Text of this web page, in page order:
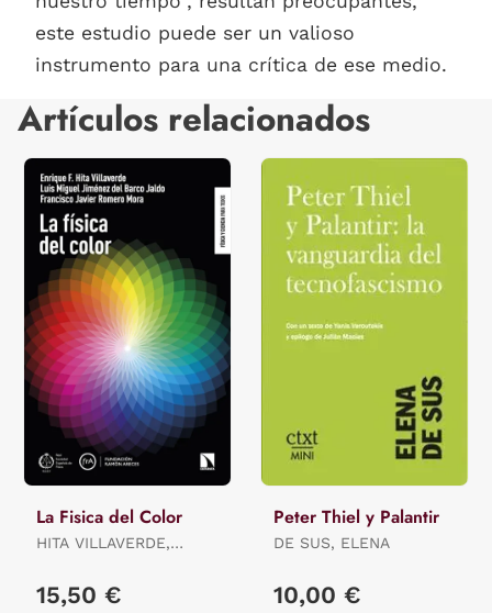
este estudio puede ser un valioso
instrumento para una crítica de ese medio.
Artículos relacionados
La Fisica del Color
HITA VILLAVERDE,
DEL BARCO JALDO,
LUIS MI
15,50 €
Peter Thiel y Palantir
DE SUS, ELENA
10,00 €